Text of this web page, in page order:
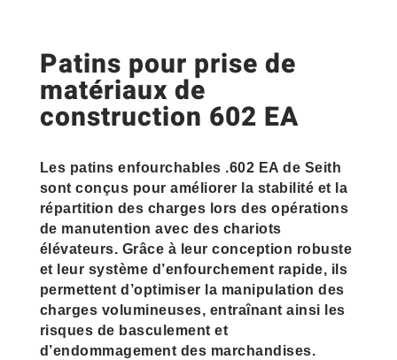
Patins pour prise de
matériaux de
construction 602 EA
Les patins enfourchables .602 EA de Seith
sont conçus pour améliorer la stabilité et la
répartition des charges lors des opérations
de manutention avec des chariots
élévateurs. Grâce à leur conception robuste
et leur système d’enfourchement rapide, ils
permettent d’optimiser la manipulation des
charges volumineuses, entraînant ainsi les
risques de basculement et
d’endommagement des marchandises.